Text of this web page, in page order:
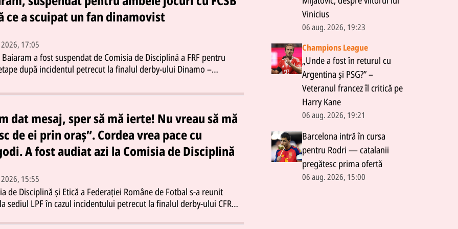
ce a scuipat un fan dinamovist
17:05
a fost suspendat de Comisia de Disciplină a FRF pentru
după incidentul petrecut la finalul derby-ului Dinamo –
iar atacantul oltenilor va rata următoarele două jocuri
aflați la zona VIP pe care i-a scuipat după un schimb de replici
Pe lângă suspendare Baiaram a primit și o amendă
oficială a Comisiei de DisciplinăComisia de Disciplină a
Române de Fotbal a decis suspendarea lui Ștefan Baiaram pentru
etape și aplicarea unei penalități sportive de 6.800 de lei potrivit
publicat de LPF.„SC Dinamo 1948 SA vs. Universitatea
– Incidente - În temeiul art. 52.1.a din RD se sancționează jucătorul
Ștefan cu suspendare pentru două meciuri și penalitate sportivă
lei. Termen 18.02.2026” se arată în comunicatul oficial al
nu a fost sancționat cu cartonaș roșu în timpul partidei de
dat mesaj, sper să mă ierte! Nu vreau să mă
de ei prin oraș”. Cordea vrea pace cu
A fost audiat azi la Comisia de Disciplină
15:55
de Disciplină și Etică a Federației Române de Fotbal s-a reunit
sediul LPF în cazul incidentului petrecut la finalul derby-ului CFR
Vinicius
06 aug. 2026, 19:23
Champions League
„Unde a fost în returul cu
Argentina și PSG?” –
Veteranul francez îl critică pe
Harry Kane
06 aug. 2026, 19:21
Barcelona intră în cursa
pentru Rodri — catalanii
pregătesc prima ofertă
06 aug. 2026, 15:00